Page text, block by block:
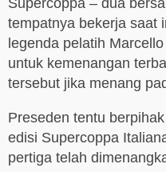
Supercoppa – dua
tempatnya bekerja saat
legenda pelatih
untuk kemenangan
tersebut jika menang
Preseden tentu
edisi Supercoppa
pertiga telah